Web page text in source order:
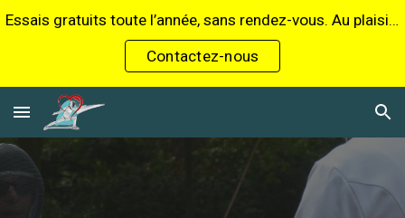
Skip to main content Skip to navigation
Essais gratuits toute l’année, sans rendez-vous. Au plaisir de vous accueillir !
Contactez-nous